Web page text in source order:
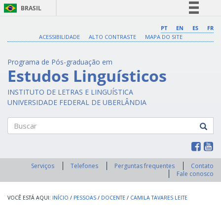
BRASIL
Comunica BR
Acesso à informação
Legislação
PT EN ES
FR
ACESSIBILIDADE
ALTO CONTRASTE MAPA DO SITE
Programa de Pós-graduação em
Estudos Linguísticos
INSTITUTO DE LETRAS E LINGUÍSTICA
UNIVERSIDADE FEDERAL DE UBERLÂNDIA
Serviços Telefones Perguntas frequentes
Contato
Fale conosco
INÍCIO / PESSOAS / DOCENTE / CAMILA TAVARES LEITE